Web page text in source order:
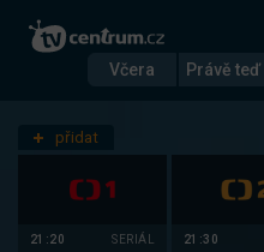
Včera Právě teď
Nastavení stanic
přidat
21:20 SERIÁL 21:30